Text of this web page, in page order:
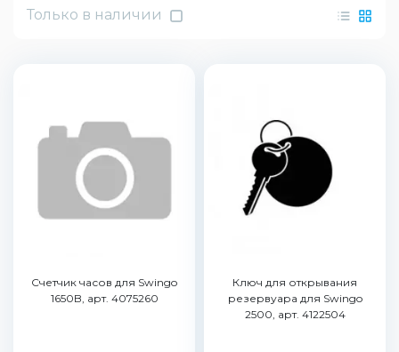
Только в наличии
Счетчик часов для Swingo
1650B, арт. 4075260
Ключ для открывания
резервуара для Swingo
2500, арт. 4122504